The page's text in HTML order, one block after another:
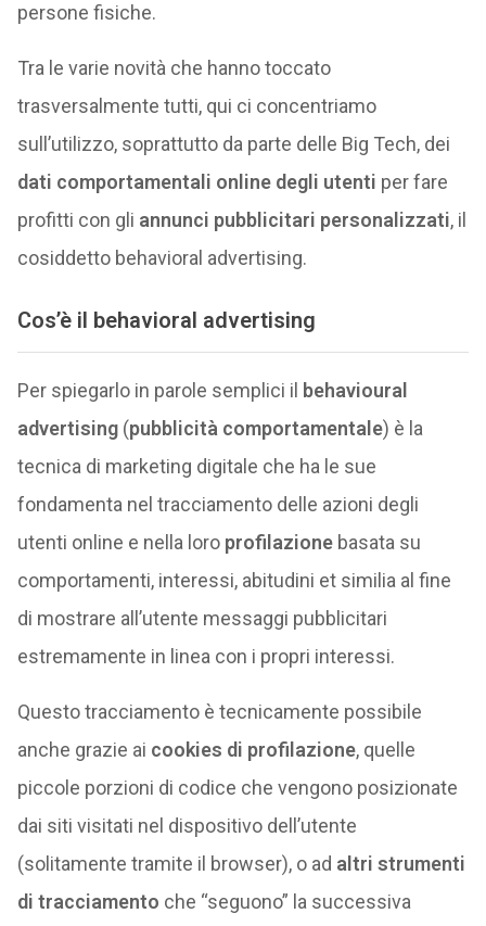
persone fisiche.
Tra le varie novità che hanno toccato
trasversalmente tutti, qui ci concentriamo
sull’utilizzo, soprattutto da parte delle Big Tech, dei
dati comportamentali online degli utenti per fare
profitti con gli annunci pubblicitari personalizzati, il
cosiddetto behavioral advertising.
Cos’è il behavioral advertising
Per spiegarlo in parole semplici il behavioural
advertising(pubblicità comportamentale) è la
tecnica di marketing digitale che ha le sue
fondamenta nel tracciamento delle azioni degli
utenti online e nella loro profilazionebasata su
comportamenti, interessi, abitudini et similia al fine
di mostrare all’utente messaggi pubblicitari
estremamente in linea con i propri interessi.
Questo tracciamento è tecnicamente possibile
anche grazie ai cookies di profilazione, quelle
piccole porzioni di codice che vengono posizionate
dai siti visitati nel dispositivo dell’utente
(solitamente tramite il browser), o ad altri strumenti
di tracciamento che “seguono” la successiva